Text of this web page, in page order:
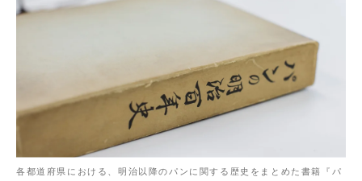
各都道府県における、明治以降のパンに関する歴史をまとめた書籍『パ